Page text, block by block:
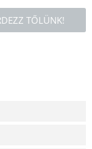
TŐLÜNK!